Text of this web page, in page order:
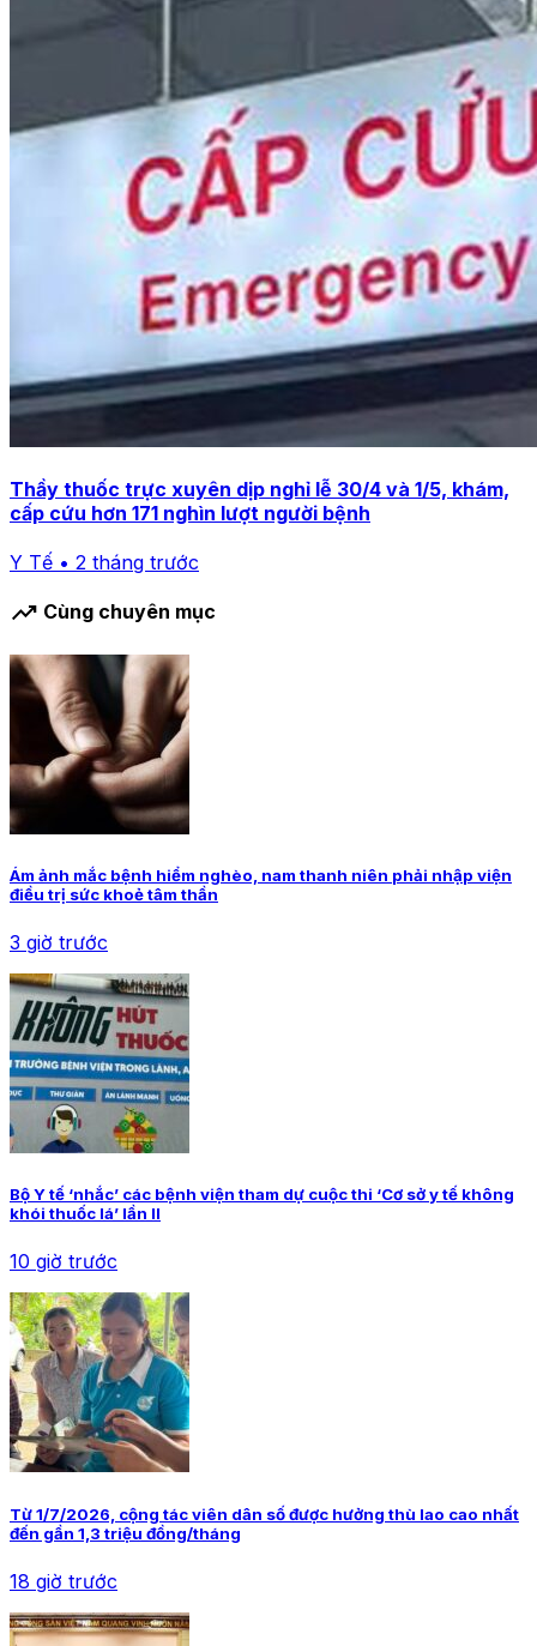
Thầy thuốc trực xuyên dịp nghỉ lễ 30/4 và 1/5, khám,
cấp cứu hơn 171 nghìn lượt người bệnh
Y Tế • 2 tháng trước
trending_up Cùng chuyên mục
Ám ảnh mắc bệnh hiểm nghèo, nam thanh niên phải nhập viện
điều trị sức khoẻ tâm thần
3 giờ trước
Bộ Y tế ‘nhắc’ các bệnh viện tham dự cuộc thi ‘Cơ sở y tế không
khói thuốc lá’ lần II
10 giờ trước
Từ 1/7/2026, cộng tác viên dân số được hưởng thù lao cao nhất
đến gần 1,3 triệu đồng/tháng
18 giờ trước